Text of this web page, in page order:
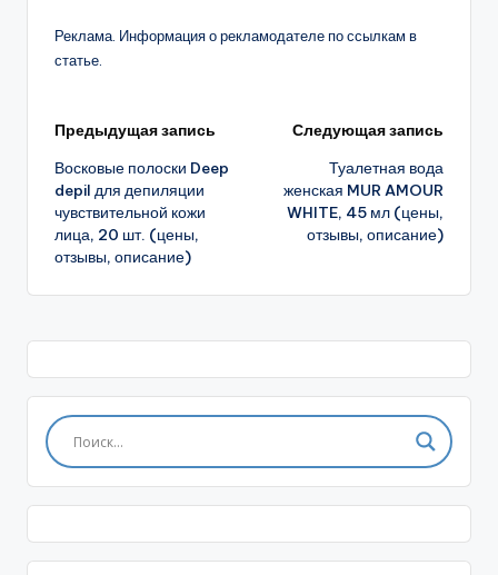
Реклама. Информация о рекламодателе по ссылкам в
статье.
Навигация
записи
Предыдущая запись
Восковые полоски Deep
depil для депиляции
чувствительной кожи
лица, 20 шт. (цены,
отзывы, описание)
Следующая запись
Туалетная вода
женская MUR AMOUR
WHITE, 45 мл (цены,
отзывы, описание)